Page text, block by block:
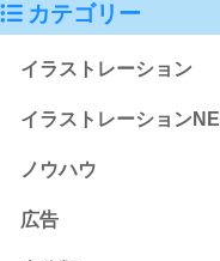
カテゴリー
イラストレーション
イラストレーション
ノウハウ
広告